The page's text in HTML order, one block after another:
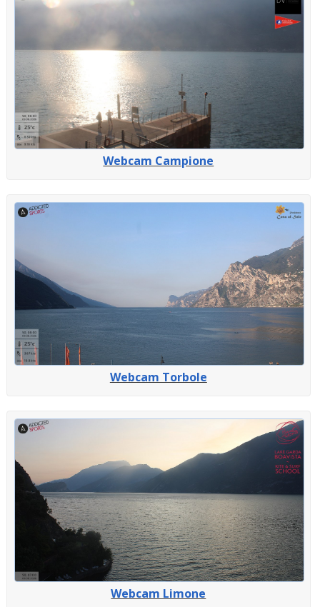
Webcam Campione
Webcam Torbole
Webcam Limone